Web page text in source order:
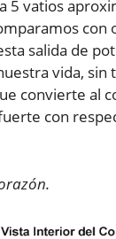
5 vatios
con
salida de
vida, sin
convierte al
con